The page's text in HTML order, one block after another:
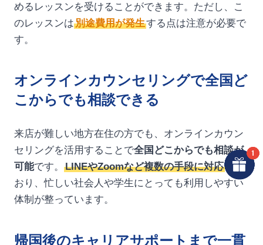
めるレッスンを受けることができます。ただし、こ
のレッスンは別途費用が発生する点は注意が必要で
す。
オンラインカウンセリングで全国ど
こからでも相談できる
来店が難しい地方在住の方でも、オンラインカウン
セリングを活用することで全国どこからでも相談が
可能です。 LINEやZoomなど複数の手段に対応して
おり、忙しい社会人や学生にとっても利用しやすい
体制が整っています。
帰国後のキャリアサポートまで一貫